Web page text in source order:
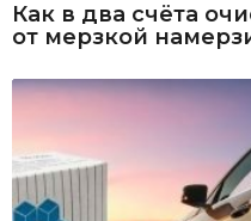
Как в два счёта
от мерзкой